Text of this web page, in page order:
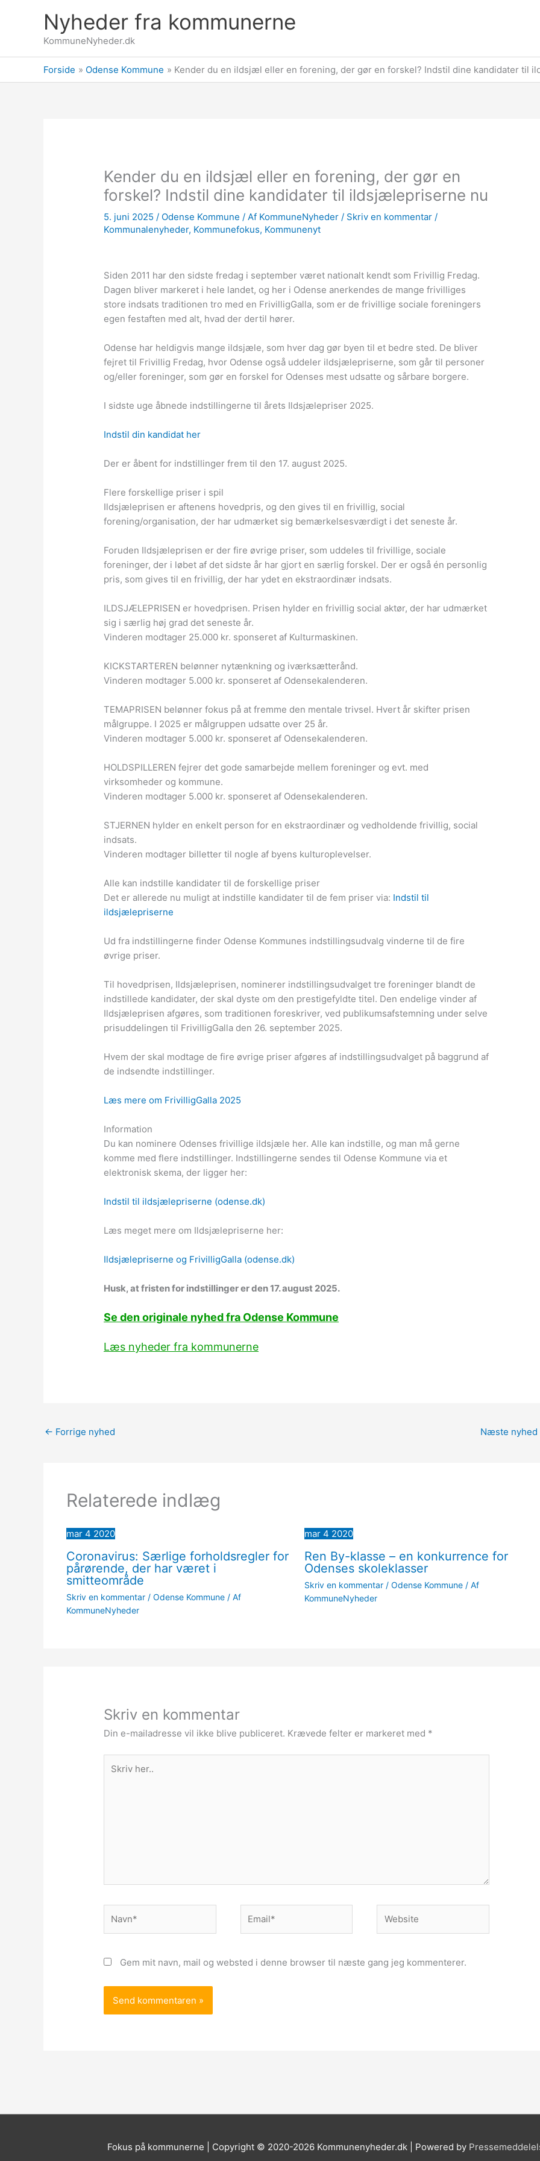
Nyheder fra kommunerne
KommuneNyheder.dk
Forside Odense Kommune Kender du en ildsjæl eller en forening, der gør en forskel? Indstil dine kandidater til
Kender du en ildsjæl eller en forening, der gør en
forskel? Indstil dine kandidater til ildsjælepriserne nu
5. juni 2025/ Odense Kommune / Af KommuneNyheder/ Skriv en kommentar /
Kommunalenyheder, Kommunefokus, Kommunenyt
Siden 2011 har den sidste fredag i september været nationalt kendt som Frivillig Fredag.
Dagen bliver markeret i hele landet, og her i Odense anerkendes de mange frivilliges
store indsats traditionen tro med en FrivilligGalla, som er de frivillige sociale foreningers
egen festaften med alt, hvad der dertil hører.
Odense har heldigvis mange ildsjæle, som hver dag gør byen til et bedre sted. De bliver
fejret til Frivillig Fredag, hvor Odense også uddeler ildsjælepriserne, som går til personer
og/eller foreninger, som gør en forskel for Odenses mest udsatte og sårbare borgere.
I sidste uge åbnede indstillingerne til årets Ildsjælepriser 2025.
Indstil din kandidat her
Der er åbent for indstillinger frem til den 17. august 2025.
Flere forskellige priser i spil
Ildsjæleprisen er aftenens hovedpris, og den gives til en frivillig, social
forening/organisation, der har udmærket sig bemærkelsesværdigt i det seneste år.
Foruden Ildsjæleprisen er der fire øvrige priser, som uddeles til frivillige, sociale
foreninger, der i løbet af det sidste år har gjort en særlig forskel. Der er også én personlig
pris, som gives til en frivillig, der har ydet en ekstraordinær indsats.
ILDSJÆLEPRISEN er hovedprisen. Prisen hylder en frivillig social aktør, der har udmærket
sig i særlig høj grad det seneste år.
Vinderen modtager 25.000 kr. sponseret af Kulturmaskinen.
KICKSTARTEREN belønner nytænkning og iværksætterånd.
Vinderen modtager 5.000 kr. sponseret af Odensekalenderen.
TEMAPRISEN belønner fokus på at fremme den mentale trivsel. Hvert år skifter prisen
målgruppe. I 2025 er målgruppen udsatte over 25 år.
Vinderen modtager 5.000 kr. sponseret af Odensekalenderen.
HOLDSPILLEREN fejrer det gode samarbejde mellem foreninger og evt. med
virksomheder og kommune.
Vinderen modtager 5.000 kr. sponseret af Odensekalenderen.
STJERNEN hylder en enkelt person for en ekstraordinær og vedholdende frivillig, social
indsats.
Vinderen modtager billetter til nogle af byens kulturoplevelser.
Alle kan indstille kandidater til de forskellige priser
Det er allerede nu muligt at indstille kandidater til de fem priser via: Indstil til
ildsjælepriserne
Ud fra indstillingerne finder Odense Kommunes indstillingsudvalg vinderne til de fire
øvrige priser.
Til hovedprisen, Ildsjæleprisen, nominerer indstillingsudvalget tre foreninger blandt de
indstillede kandidater, der skal dyste om den prestigefyldte titel. Den endelige vinder af
Ildsjæleprisen afgøres, som traditionen foreskriver, ved publikumsafstemning under selve
prisuddelingen til FrivilligGalla den 26. september 2025.
Hvem der skal modtage de fire øvrige priser afgøres af indstillingsudvalget på baggrund af
de indsendte indstillinger.
Læs mere om FrivilligGalla 2025
Information
Du kan nominere Odenses frivillige ildsjæle her. Alle kan indstille, og man må gerne
komme med flere indstillinger. Indstillingerne sendes til Odense Kommune via et
elektronisk skema, der ligger her:
Indstil til ildsjælepriserne (odense.dk)
Læs meget mere om Ildsjælepriserne her:
Ildsjælepriserne og FrivilligGalla (odense.dk)
Husk, at fristen for indstillinger er den 17. august 2025.
Se den originale nyhed fra Odense Kommune
Læs nyheder fra kommunerne
← Forrige nyhed Næste nyhed
Relaterede indlæg
mar 4 2020
Coronavirus: Særlige forholdsregler for
pårørende, der har været i
smitteområde
Skriv en kommentar / Odense Kommune/ Af
KommuneNyheder
mar 4 2020
Ren By-klasse – en konkurrence for
Odenses skoleklasser
Skriv en kommentar / Odense Kommune/ Af
KommuneNyheder
Skriv en kommentar
Din e-mailadresse vil ikke blive publiceret. Krævede felter er markeret med *
her..
Gem mit navn, mail og websted i denne browser til næste gang jeg kommenterer.
Fokus på kommunerne | Copyright © 2020-2026 Kommunenyheder.dk | Powered by